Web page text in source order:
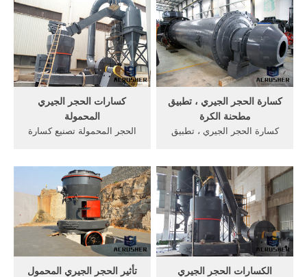
الأسعار ليسجل طن حديد الحجر
المسحوق فيالحجر كسارة 200
طن في الساعة ويستعان
بميزان لضبط العملية ويمكن
تقطيع من 500 الى 600 ...
سحق الحجر الكاملة وممكننا
نوفك خطوط قائمة كسارات
بذاتها ايضا ، ومطاحن وآلات
إثراء وكذلك قطع الغيار اللازمة
لها.
كسارات الحجر الجيري
المحمولة
الحجر المحمولة تصنيع كسارة
كسارة الحجر الجيري المحمولة
الفك في الهند.محمول سعر
كسارة الحجر الجيري مخروط
في الهندمصانع الكسارات
المحموله فى,, أسعار كسارات
الحجر ...
كسارة الحجر الجيري ، تطبيق
مطحنة الكرة
كسارة الحجر الجيري ، تطبيق
الكاملة وممكننا نوفك خطوط
قائمة كسارات بذاتها ايضا ،
ومطاحن وآلات إثراء وكذلك
قطع الغيار اللازمة لها.
تأثير الحجر الجيري المحمول
الكسارات الحجر الجيري